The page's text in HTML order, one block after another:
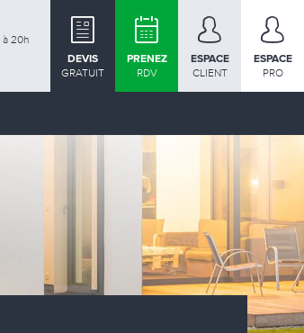
à 20h
DEVIS
GRATUIT
PRENEZ
RDV
ESPACE
CLIENT
ESPACE
PRO